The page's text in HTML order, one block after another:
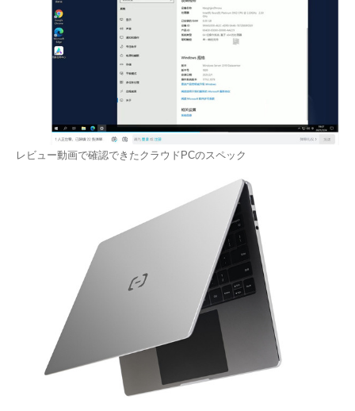
レビュー動画で確認できたクラウドPCのスペック